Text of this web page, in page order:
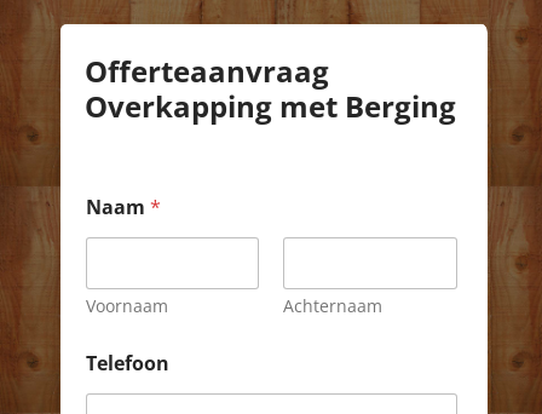
Offerteaanvraag
Overkapping met Berging
Naam *
Voornaam Achternaam
Telefoon